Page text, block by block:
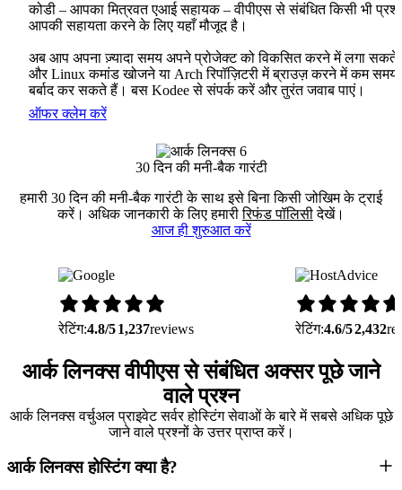
कोडी – आपका मित्रवत एआई सहायक – वीपीएस से संबंधित किसी भी
आपकी सहायता करने के लिए यहाँ मौजूद है।
अब आप अपना ज़्यादा समय अपने प्रोजेक्ट को विकसित करने में लगा सकते
और Linux कमांड खोजने या Arch रिपॉज़िटरी में ब्राउज़ करने में कम समय
बर्बाद कर सकते हैं। बस Kodee से संपर्क करें और तुरंत जवाब पाएं।
ऑफर क्लेम करें
30 दिन की मनी-बैक गारंटी
हमारी 30 दिन की मनी-बैक गारंटी के साथ इसे बिना किसी जोखिम के ट्राई
करें। अधिक जानकारी के लिए हमारीरिफंड पॉलिसीदेखें।
आज ही शुरुआत करें
रेटिंग:4.8/5 1,237reviews रेटिंग:4.6/52,432
आर्क लिनक्स वीपीएस से संबंधित अक्सर पूछे जाने
वाले प्रश्न
आर्क लिनक्स वर्चुअल प्राइवेट सर्वर होस्टिंग सेवाओं के बारे में सबसे अधिक पूछे
जाने वाले प्रश्नों के उत्तर प्राप्त करें।
आर्क लिनक्स होस्टिंग क्या है?